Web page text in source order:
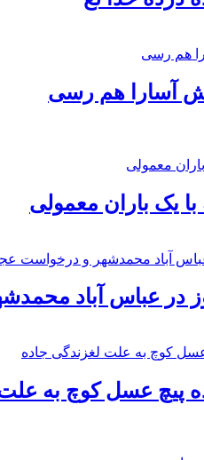
آسارا هم رسی
یک باران معمولی
در عباس آباد
پیچ عسل کوچ به علت